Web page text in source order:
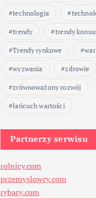
technologia
trendy
trendy
Trendy rynkowe
wyzwania
zdrowie
zrównoważony rozwój
łańcuch wartości
Partnerzy serwisu
rolnicy.com
przemyslowcy.com
rybacy.com